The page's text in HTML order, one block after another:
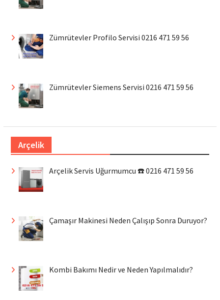
Zümrütevler Profilo Servisi 0216 471 59 56
Zümrütevler Siemens Servisi 0216 471 59 56
Arçelik
Arçelik Servis Uğurmumcu ☎️ 0216 471 59 56
Çamaşır Makinesi Neden Çalışıp Sonra Duruyor?
Kombi Bakımı Nedir ve Neden Yapılmalıdır?